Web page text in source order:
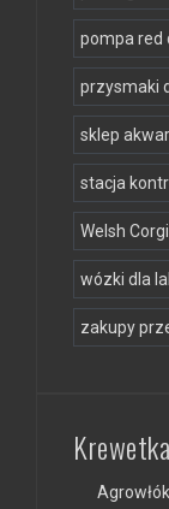
pompa red
przysmaki
sklep
stacja
Welsh
wózki dla
zakupy